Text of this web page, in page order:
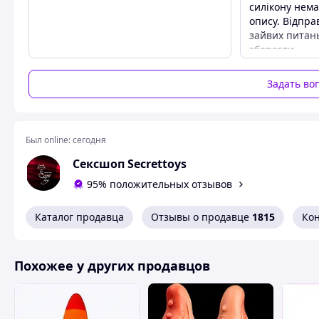
режимы вибрации: 9
Уровень звука: <45 дБ
Питание: магнитный usb-кабель
силікону
опису.
зайвих
зберегли
Задать
Был online:сегодня
Сексшоп Secrettoys
95% положительных отзывов
Каталог продавца Отзывы о продавце 1815
Похожее у других продавцов